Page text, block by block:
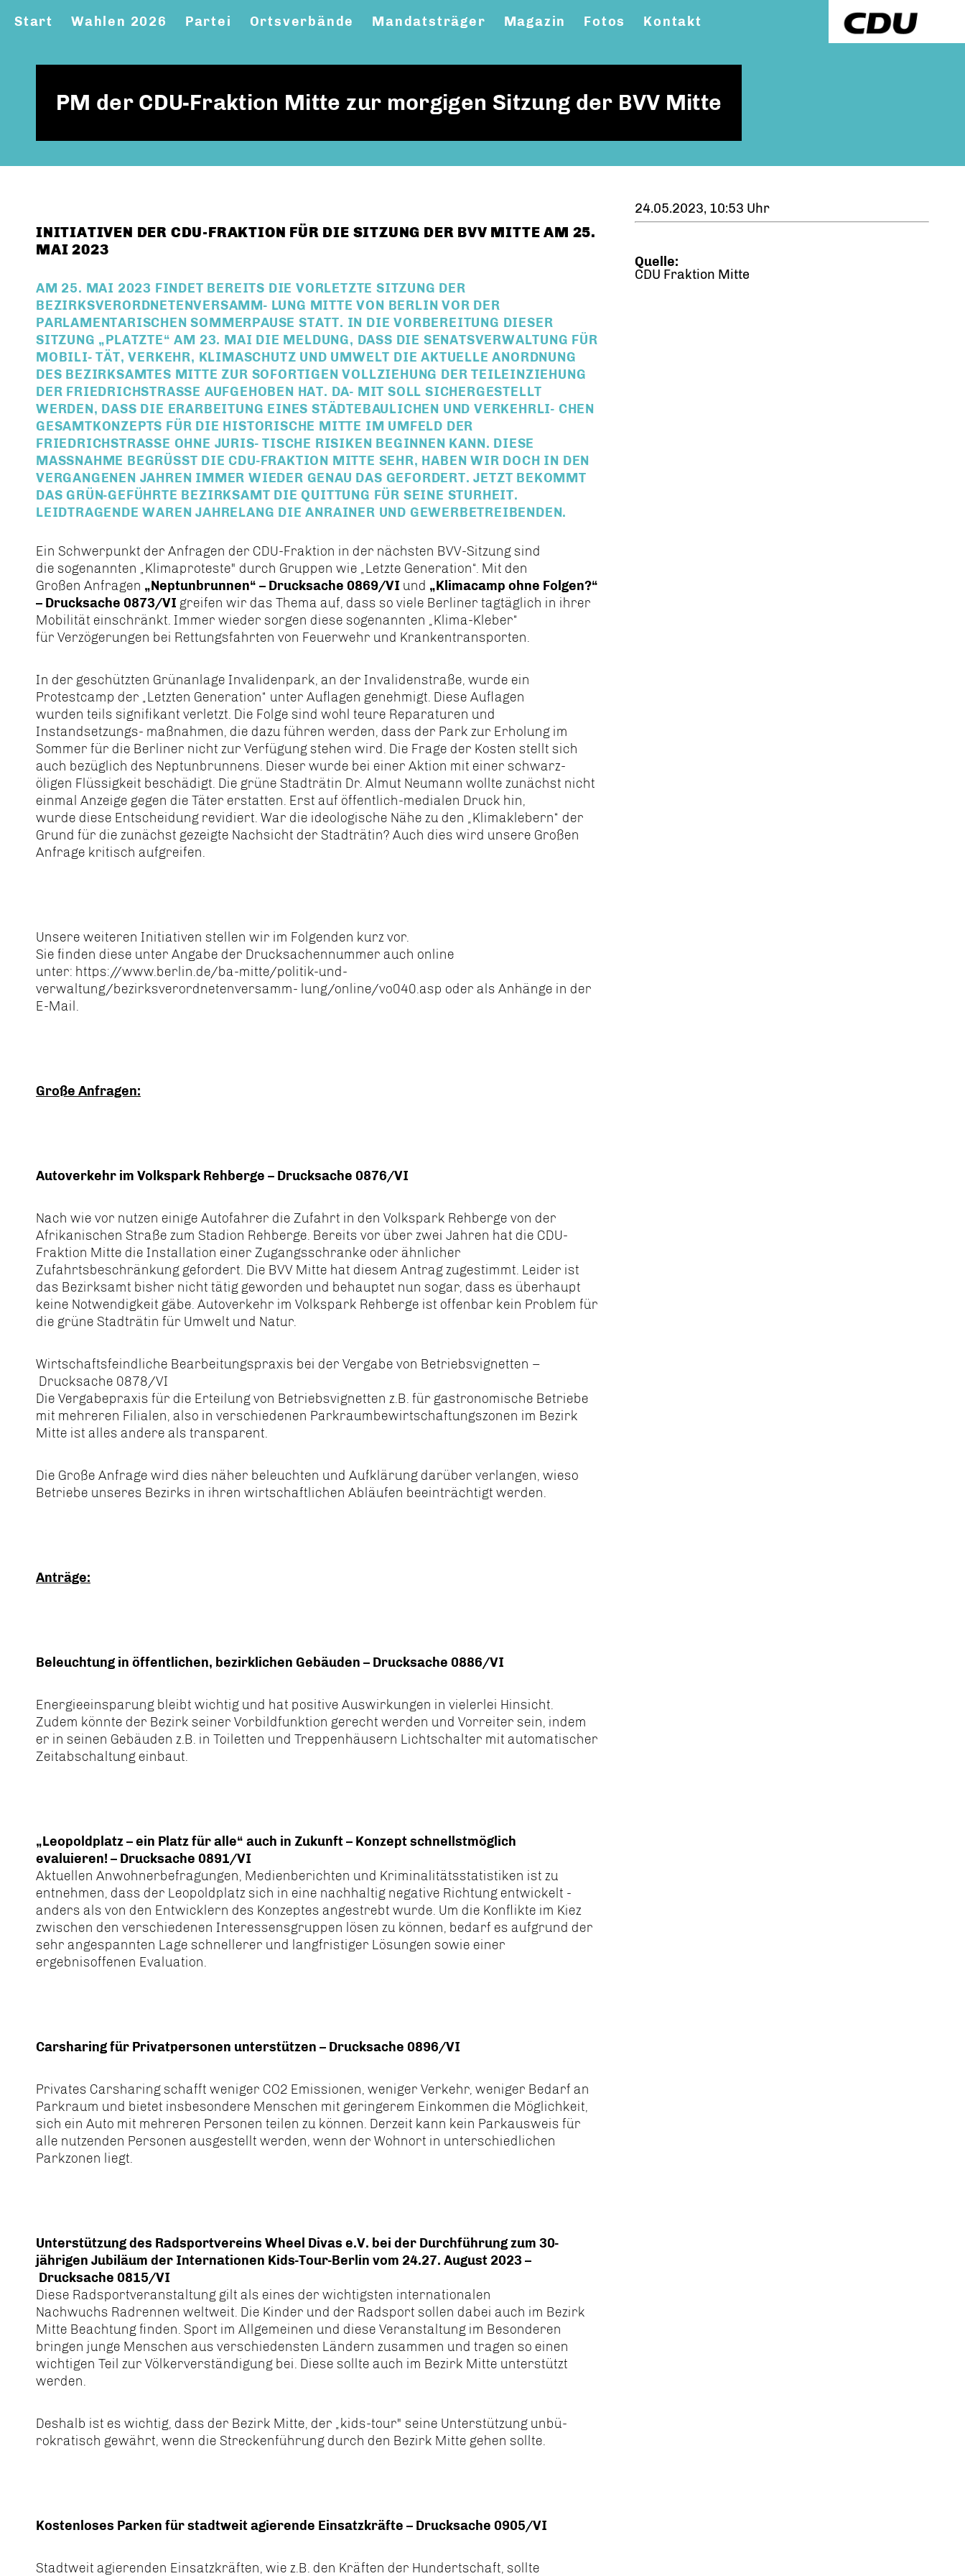
Start Wahlen 2026 Partei Ortsverbände Mandatsträger Magazin Fotos Kontakt
PM der CDU-Fraktion Mitte zur morgigen Sitzung der BVV Mitte
INITIATIVEN DER CDU-FRAKTION FÜR DIE SITZUNG DER BVV MITTE AM 25.
MAI 2023
AM 25. MAI 2023 FINDET BEREITS DIE VORLETZTE SITZUNG DER
BEZIRKSVERORDNETENVERSAMM- LUNG MITTE VON BERLIN VOR DER
PARLAMENTARISCHEN SOMMERPAUSE STATT. IN DIE VORBEREITUNG DIESER
SITZUNG „PLATZTE“ AM 23. MAI DIE MELDUNG, DASS DIE SENATSVERWALTUNG FÜR
MOBILI- TÄT, VERKEHR, KLIMASCHUTZ UND UMWELT DIE AKTUELLE ANORDNUNG
DES BEZIRKSAMTES MITTE ZUR SOFORTIGEN VOLLZIEHUNG DER TEILEINZIEHUNG
DER FRIEDRICHSTRASSE AUFGEHOBEN HAT. DA- MIT SOLL SICHERGESTELLT W
ERDEN, DASS DIE ERARBEITUNG EINES STÄDTEBAULICHEN UND VERKEHRLI- CHEN G
ESAMTKONZEPTS FÜR DIE HISTORISCHE MITTE IM UMFELD DER F
RIEDRICHSTRASSE OHNE JURIS- TISCHE RISIKEN BEGINNEN KANN. DIESE MA
SSNAHME BEGRÜSST DIE CDU-FRAKTION MITTE SEHR, HABEN WIR DOCH IN DEN VERG
ANGENEN JAHREN IMMER WIEDER GENAU DAS GEFORDERT. JETZT BEKOMMT DAS
GRÜN-GEFÜHRTE BEZIRKSAMT DIE QUITTUNG FÜR SEINE STURHEIT. LEID
TRAGENDE WAREN JAHRELANG DIE ANRAINER UND GEWERBETREIBENDEN.
Ein Schwerpunkt der Anfragen der CDU-Fraktion in der nächsten BVV-Sitzung sind
die sogenannten „Klimaproteste" durch Gruppen wie „Letzte Generation“. Mit den
Großen Anfragen Neptunbrunnen“ – Drucksache 0869/VI und Klimacamp ohne Folgen?“
– Drucksache 0873/VI greifen wir das Thema auf, dass so viele Berliner tagtäglich in ihrer
Mobilität einschränkt. Immer wieder sorgen diese sogenannten „Klima-Kleber“
für Verzögerungen bei Rettungsfahrten von Feuerwehr und Krankentransporten.
In der geschützten Grünanlage Invalidenpark, an der Invalidenstraße, wurde ein
Protestcamp der „Letzten Generation“ unter Auflagen genehmigt. Diese Auflagen
wurden teils signifikant verletzt. Die Folge sind wohl teure Reparaturen und
Instandsetzungs- maßnahmen, die dazu führen werden, dass der Park zur Erholung im
Sommer für die Berliner nicht zur Verfügung stehen wird. Die Frage der Kosten stellt sich
auch bezüglich des Neptunbrunnens. Dieser wurde bei einer Aktion mit einer schwarz-
öligen Flüssigkeit beschädigt. Die grüne Stadträtin Dr. Almut Neumann wollte zunächst nicht
einmal Anzeige gegen die Täter erstatten. Erst auf öffentlich-medialen Druck hin,
wurde diese Entscheidung revidiert. War die ideologische Nähe zu den „Klimaklebern“ der
Grund für die zunächst gezeigte Nachsicht der Stadträtin? Auch dies wird unsere Großen
Anfrage kritisch aufgreifen.
Unsere weiteren Initiativen stellen wir im Folgenden kurz vor.
Sie finden diese unter Angabe der Drucksachennummer auch online
unter: https://www.berlin.de/ba-mitte/politik-und-
verwaltung/bezirksverordnetenversamm- lung/online/vo040.asp oder als Anhänge in der
E-Mail.
Große Anfragen:
Autoverkehr im Volkspark Rehberge – Drucksache 0876/VI
Nach wie vor nutzen einige Autofahrer die Zufahrt in den Volkspark Rehberge von der
Afrikanischen Straße zum Stadion Rehberge. Bereits vor über zwei Jahren hat die CDU-
Fraktion Mitte die Installation einer Zugangsschranke oder ähnlicher
Zufahrtsbeschränkung gefordert. Die BVV Mitte hat diesem Antrag zugestimmt. Leider ist
das Bezirksamt bisher nicht tätig geworden und behauptet nun sogar, dass es überhaupt
keine Notwendigkeit gäbe. Autoverkehr im Volkspark Rehberge ist offenbar kein Problem für
die grüne Stadträtin für Umwelt und Natur.
Wirtschaftsfeindliche Bearbeitungspraxis bei der Vergabe von Betriebsvignetten –
Drucksache 0878/VI
Die Vergabepraxis für die Erteilung von Betriebsvignetten z.B. für gastronomische Betriebe
mit mehreren Filialen, also in verschiedenen Parkraumbewirtschaftungszonen im Bezirk
Mitte ist alles andere als transparent.
Die Große Anfrage wird dies näher beleuchten und Aufklärung darüber verlangen, wieso
Betriebe unseres Bezirks in ihren wirtschaftlichen Abläufen beeinträchtigt werden.
Anträge:
Beleuchtung in öffentlichen, bezirklichen Gebäuden – Drucksache 0886/VI
Energieeinsparung bleibt wichtig und hat positive Auswirkungen in vielerlei Hinsicht.
Zudem könnte der Bezirk seiner Vorbildfunktion gerecht werden und Vorreiter sein, indem
er in seinen Gebäuden z.B. in Toiletten und Treppenhäusern Lichtschalter mit automatischer
Zeitabschaltung einbaut.
Leopoldplatz – ein Platz für alle“ auch in Zukunft – Konzept schnellstmöglich
evaluieren! – Drucksache 0891/VI
Aktuellen Anwohnerbefragungen, Medienberichten und Kriminalitätsstatistiken ist zu
entnehmen, dass der Leopoldplatz sich in eine nachhaltig negative Richtung entwickelt -
anders als von den Entwicklern des Konzeptes angestrebt wurde. Um die Konflikte im Kiez
zwischen den verschiedenen Interessensgruppen lösen zu können, bedarf es aufgrund der
sehr angespannten Lage schnellerer und langfristiger Lösungen sowie einer
ergebnisoffenen Evaluation.
Carsharing für Privatpersonen unterstützen – Drucksache 0896/VI
Privates Carsharing schafft weniger CO2 Emissionen, weniger Verkehr, weniger Bedarf an
Parkraum und bietet insbesondere Menschen mit geringerem Einkommen die Möglichkeit,
sich ein Auto mit mehreren Personen teilen zu können. Derzeit kann kein Parkausweis für
alle nutzenden Personen ausgestellt werden, wenn der Wohnort in unterschiedlichen
Parkzonen liegt.
Unterstützung des Radsportvereins Wheel Divas e.V. bei der Durchführung zum 30-
jährigen Jubiläum der Internationen Kids-Tour-Berlin vom 24.27. August 2023 –
Drucksache 0815/VI
Diese Radsportveranstaltung gilt als eines der wichtigsten internationalen
Nachwuchs Radrennen weltweit. Die Kinder und der Radsport sollen dabei auch im Bezirk
Mitte Beachtung finden. Sport im Allgemeinen und diese Veranstaltung im Besonderen
bringen junge Menschen aus verschiedensten Ländern zusammen und tragen so einen
wichtigen Teil zur Völkerverständigung bei. Diese sollte auch im Bezirk Mitte unterstützt
werden.
Deshalb ist es wichtig, dass der Bezirk Mitte, der „kids-tour" seine Unterstützung unbü-
rokratisch gewährt, wenn die Streckenführung durch den Bezirk Mitte gehen sollte.
Kostenloses Parken für stadtweit agierende Einsatzkräfte – Drucksache 0905/VI
Stadtweit agierenden Einsatzkräften, wie z.B. den Kräften der Hundertschaft, sollte
24.05.2023, 10:53 Uhr
Quelle:
CDU Fraktion Mitte